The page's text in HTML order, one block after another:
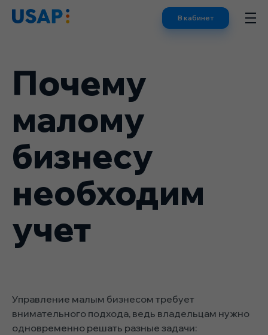
Skip
В кабинет
Почему
малому
бизнесу
необходим
учет
Управление малым бизнесом требует
внимательного подхода, ведь владельцам нужно
одновременно решать разные задачи: